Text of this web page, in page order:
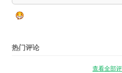
热门评论
查看全部